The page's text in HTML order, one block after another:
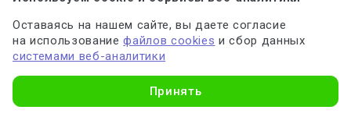
Работа в Work5
Наши соцсети Напишите нам
Оставаясь на нашем сайте, вы даете согласие
на использованиефайлов cookies и сбор данных
системами веб-аналитики
Принять